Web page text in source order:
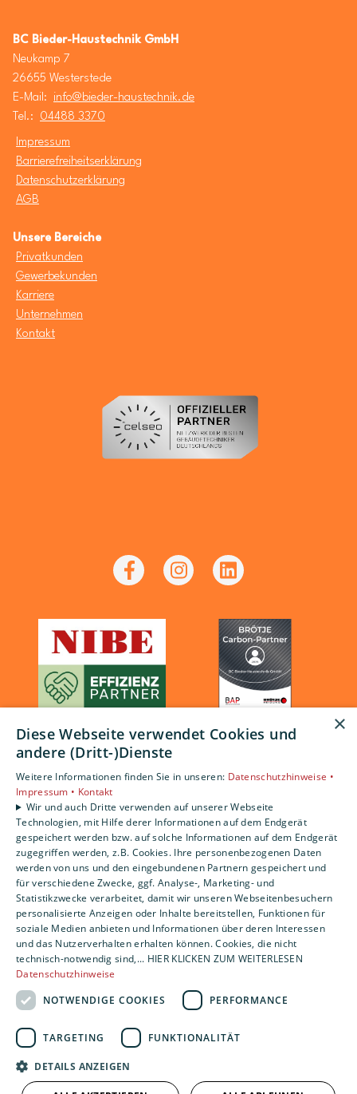
BC Bieder-Haustechnik GmbH
Neukamp 7
26655 Westerstede
E-Mail:
info@bieder-haustechnik.de
Tel.:
04488 3370
Impressum
Barrierefreiheitserklärung
Datenschutzerklärung
AGB
Unsere Bereiche
Privatkunden
Gewerbekunden
Karriere
Unternehmen
Kontakt
×
Diese Webseite verwendet Cookies und
andere (Dritt-)Dienste
Weitere Informationen finden Sie in unseren: Datenschutzhinweise •
Impressum • Kontakt
Wir und auch Dritte verwenden auf unserer Webseite
Technologien, mit Hilfe derer Informationen auf dem Endgerät
gespeichert werden bzw. auf solche Informationen auf dem Endgerät
zugegriffen werden, z.B. Cookies. Ihre personenbezogenen Daten
werden von uns und den eingebundenen Partnern gespeichert und
für verschiedene Zwecke, ggf. Analyse-, Marketing- und
Statistikzwecke verarbeitet, damit wir unseren Webseitenbesuchern
personalisierte Anzeigen oder Inhalte bereitstellen, Funktionen für
soziale Medien anbieten und Informationen über deren Interessen
und das Nutzerverhalten erhalten können. Cookies, die nicht
technisch-notwendig sind,... HIER KLICKEN ZUM WEITERLESEN
Datenschutzhinweise
NOTWENDIGE COOKIES
PERFORMANCE
TARGETING FUNKTIONALITÄT
DETAILS ANZEIGEN